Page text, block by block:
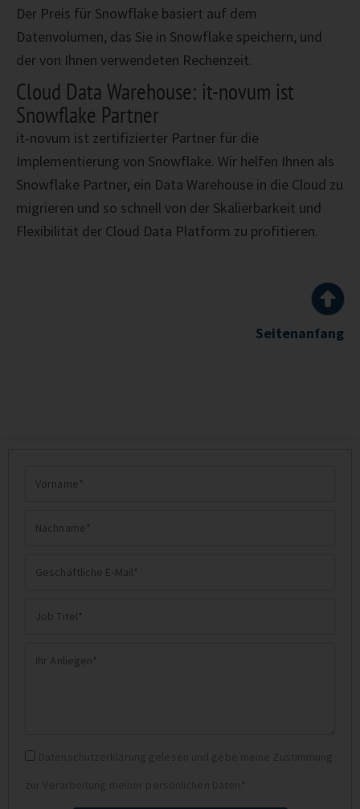
Der Preis für Snowflake basiert auf dem
Datenvolumen, das Sie in Snowflake speichern, und
der von Ihnen verwendeten Rechenzeit.
Cloud Data Warehouse: it-novum ist
Snowflake Partner
it-novum ist zertifizierter Partner für die
Implementierung von Snowflake. Wir helfen Ihnen als
Snowflake Partner, ein Data Warehouse in die Cloud zu
migrieren und so schnell von der Skalierbarkeit und
Flexibilität der Cloud Data Platform zu profitieren.
Seitenanfang
Nachname
Geschäftliche
Mail
Datenschutz